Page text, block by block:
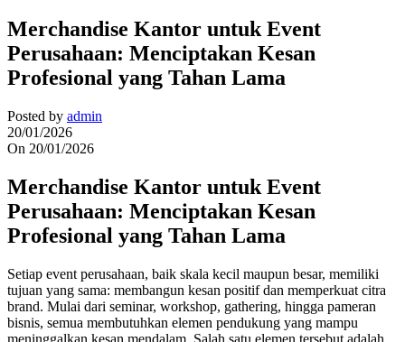
Merchandise Kantor untuk Event
Perusahaan: Menciptakan Kesan
Profesional yang Tahan Lama
Posted by admin
20/01/2026
On 20/01/2026
Merchandise Kantor untuk Event
Perusahaan: Menciptakan Kesan
Profesional yang Tahan Lama
Setiap event perusahaan, baik skala kecil maupun besar, memiliki
tujuan yang sama: membangun kesan positif dan memperkuat citra
brand. Mulai dari seminar, workshop, gathering, hingga pameran
bisnis, semua membutuhkan elemen pendukung yang mampu
meninggalkan kesan mendalam. Salah satu elemen tersebut adalah